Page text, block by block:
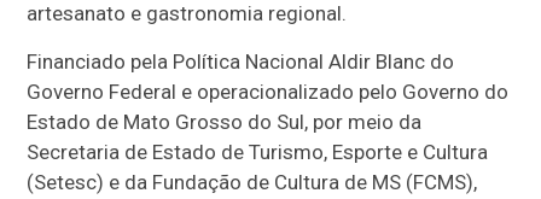
artesanato e gastronomia regional.
Financiado pela Política Nacional Aldir Blanc do
Governo Federal e operacionalizado pelo Governo do
Estado de Mato Grosso do Sul, por meio da
Secretaria de Estado de Turismo, Esporte e Cultura
(Setesc) e da Fundação de Cultura de MS (FCMS),